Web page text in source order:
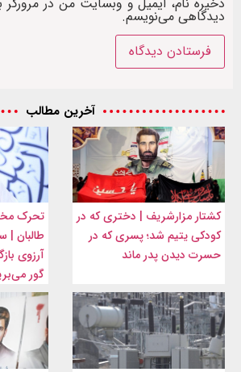
دیدگاهی می‌نویسم.
آخرین مطالب
کشتار مزارشریف | دختری که در
کودکی یتیم شد؛ پسری که در
حسرت دیدن پدر ماند
تحرک
طالبان |
آرزوی
گور